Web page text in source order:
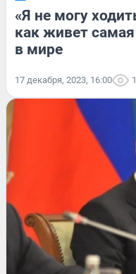
«Я не могу
как живет
в мире
17 декабря, 2023, 16:00